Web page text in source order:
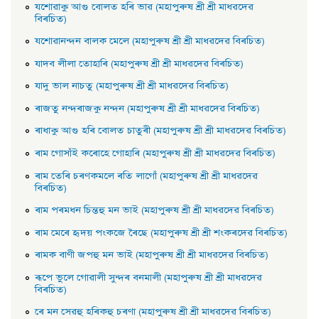
যশােৱাকু আগু বােলত হৰি ভাৱ (মহাপুৰুষ শ্ৰী শ্ৰী মাধৱদেৱ
বিৰচিত)
যশােৱানন্দন বালক মেলে (মহাপুৰুষ শ্ৰী শ্ৰী মাধৱদেৱ বিৰচিত)
যাদব লীলা তােহাৰি (মহাপুৰুষ শ্ৰী শ্ৰী মাধৱদেৱ বিৰচিত)
যাদু ভাল নাচতু (মহাপুৰুষ শ্ৰী শ্ৰী মাধৱদেৱ বিৰচিত)
ৰাজতু নন্দৰাজকু নন্দন (মহাপুৰুষ শ্ৰী শ্ৰী মাধৱদেৱ বিৰচিত)
ৰাধাকু আগু হৰি বােলত চাতুৰী (মহাপুৰুষ শ্ৰী শ্ৰী মাধৱদেৱ বিৰচিত)
ৰাম গােসাঁই কৰােহে গােহাৰি (মহাপুৰুষ শ্ৰী শ্ৰী মাধৱদেৱ বিৰচিত)
ৰাম তেৰি চৰণকমলে ৰতি লাগোঁ (মহাপুৰুষ শ্ৰী শ্ৰী মাধৱদেৱ
বিৰচিত)
ৰাম পৰমধন চিন্তহু মন ভাই (মহাপুৰুষ শ্ৰী শ্ৰী মাধৱদেৱ বিৰচিত)
ৰাম মেৰে হৃদয় পংকজে ৰৈছে (মহাপুৰুষ শ্ৰী শ্ৰী শংকৰদেৱ বিৰচিত)
ৰামক বাণী জপহু মন ভাই (মহাপুৰুষ শ্ৰী শ্ৰী মাধৱদেৱ বিৰচিত)
ৰূপে ভুলে গােৱালী সুন্দৰ বনমালী (মহাপুৰুষ শ্ৰী শ্ৰী মাধৱদেৱ
বিৰচিত)
ৰে মন সেৱহু হৰিকহু চৰণা (মহাপুৰুষ শ্ৰী শ্ৰী মাধৱদেৱ বিৰচিত)